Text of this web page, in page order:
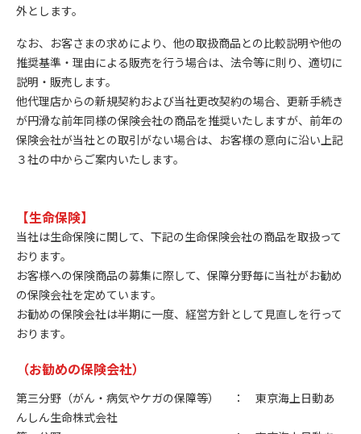
外とします。
なお、お客さまの求めにより、他の取扱商品との比較説明や他の
推奨基準・理由による販売を行う場合は、法令等に則り、適切に
説明・販売します。
他代理店からの新規契約および当社更改契約の場合、更新手続き
が円滑な前年同様の保険会社の商品を推奨いたしますが、前年の
保険会社が当社との取引がない場合は、お客様の意向に沿い上記
３社の中からご案内いたします。
【生命保険】
当社は生命保険に関して、下記の生命保険会社の商品を取扱って
おります。
お客様への保険商品の募集に際して、保障分野毎に当社がお勧め
の保険会社を定めています。
お勧めの保険会社は半期に一度、経営方針として見直しを行って
おります。
（お勧めの保険会社）
第三分野（がん・病気やケガの保障等） ： 東京海上日動あ
んしん生命株式会社